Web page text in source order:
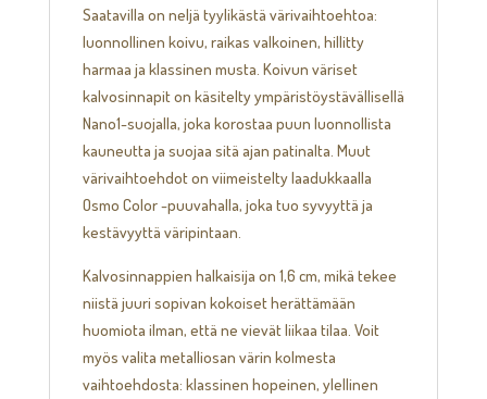
Saatavilla on neljä tyylikästä värivaihtoehtoa:
luonnollinen koivu, raikas valkoinen, hillitty
harmaa ja klassinen musta. Koivun väriset
kalvosinnapit on käsitelty ympäristöystävällisellä
Nano1-suojalla, joka korostaa puun luonnollista
kauneutta ja suojaa sitä ajan patinalta. Muut
värivaihtoehdot on viimeistelty laadukkaalla
Osmo Color -puuvahalla, joka tuo syvyyttä ja
kestävyyttä väripintaan.
Kalvosinnappien halkaisija on 1,6 cm, mikä tekee
niistä juuri sopivan kokoiset herättämään
huomiota ilman, että ne vievät liikaa tilaa. Voit
myös valita metalliosan värin kolmesta
vaihtoehdosta: klassinen hopeinen, ylellinen